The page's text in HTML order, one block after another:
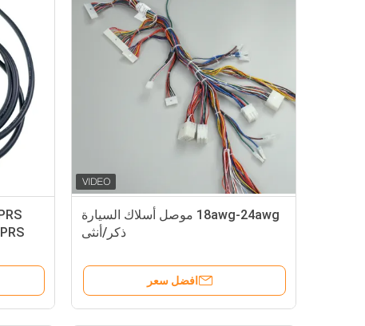
18awg-24awg موصل أسلاك السيارة
ذكر/أنثى
افضل سعر